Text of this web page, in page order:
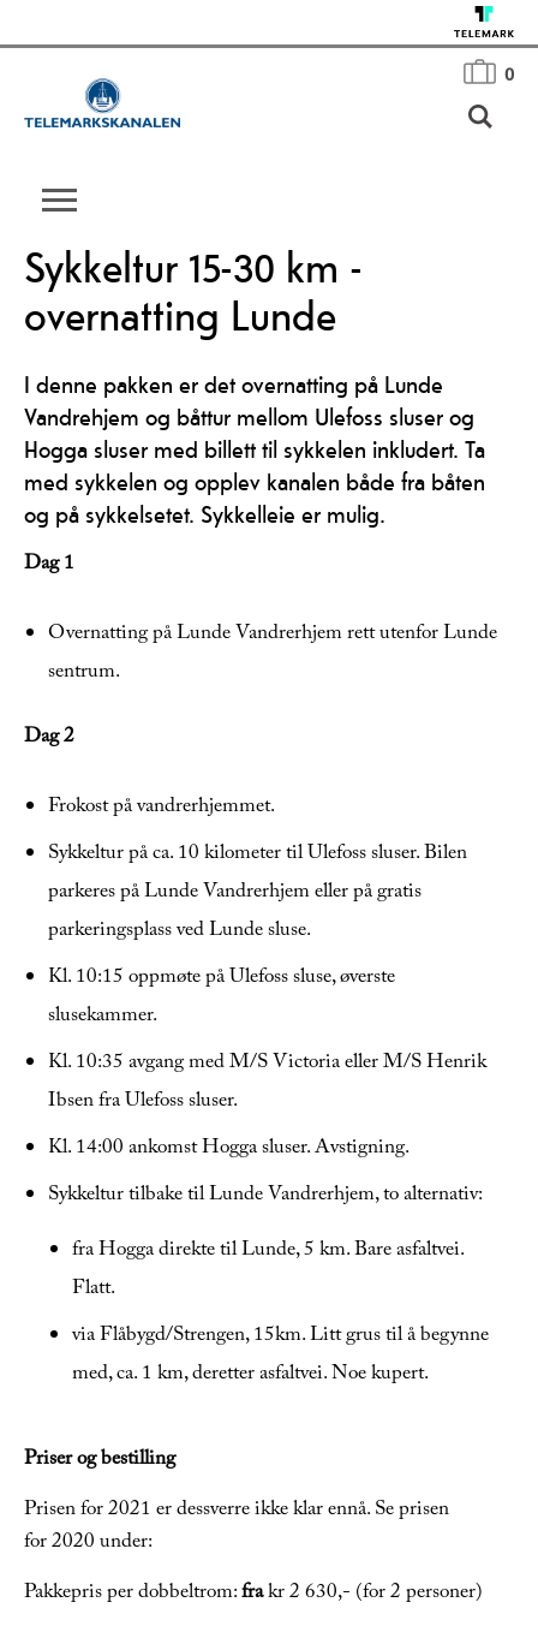
0
Sykkeltur 15-30 km -
overnatting Lunde
I denne pakken er det overnatting på Lunde
Vandrehjem og båttur mellom Ulefoss sluser og
Hogga sluser med billett til sykkelen inkludert. Ta
med sykkelen og opplev kanalen både fra båten
og på sykkelsetet. Sykkelleie er mulig.
Dag 1
Overnatting på Lunde Vandrerhjem rett utenfor Lunde
sentrum.
Dag 2
Frokost på vandrerhjemmet.
Sykkeltur på ca. 10 kilometer til Ulefoss sluser. Bilen
parkeres på Lunde Vandrerhjem eller på gratis
parkeringsplass ved Lunde sluse.
Kl. 10:15 oppmøte på Ulefoss sluse, øverste
slusekammer.
Kl. 10:35 avgang med M/S Victoria eller M/S Henrik
Ibsen fra Ulefoss sluser.
Kl. 14:00 ankomst Hogga sluser. Avstigning.
Sykkeltur tilbake til Lunde Vandrerhjem, to alternativ:
fra Hogga direkte til Lunde, 5 km. Bare asfaltvei.
Flatt.
via Flåbygd/Strengen, 15km. Litt grus til å begynne
med, ca. 1 km, deretter asfaltvei. Noe kupert.
Priser og bestilling
Prisen for 2021 er dessverre ikke klar ennå. Se prisen
for 2020 under:
Pakkepris per dobbeltrom:frakr 2 630,- (for 2 personer)